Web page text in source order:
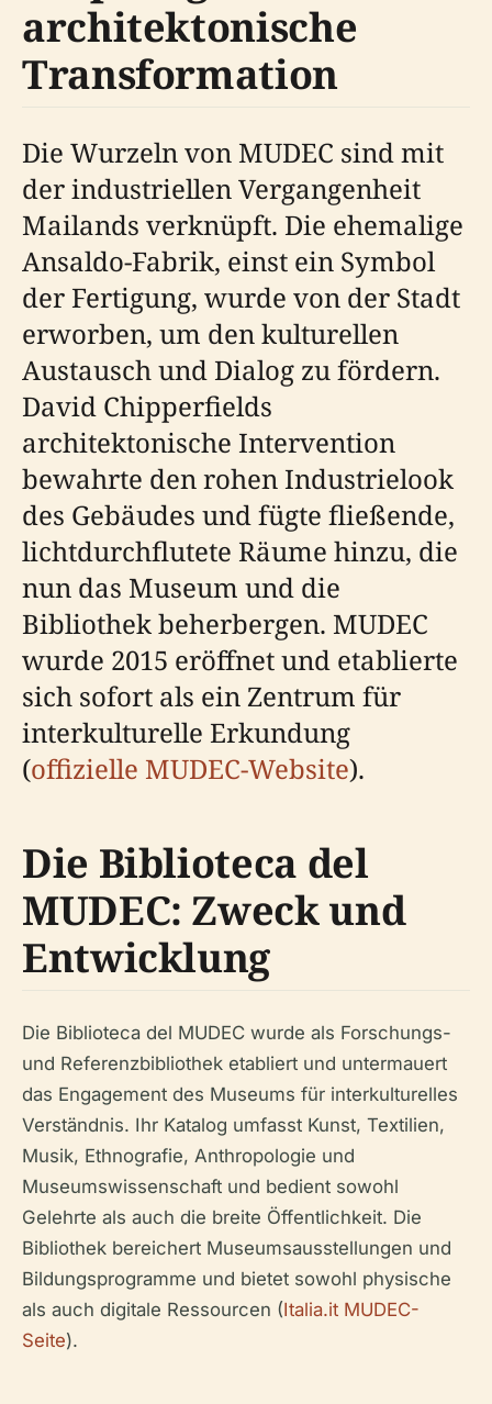
architektonische
Transformation
Die Wurzeln von MUDEC sind mit
der industriellen Vergangenheit
Mailands verknüpft. Die ehemalige
Ansaldo-Fabrik, einst ein Symbol
der Fertigung, wurde von der Stadt
erworben, um den kulturellen
Austausch und Dialog zu fördern.
David Chipperfields
architektonische Intervention
bewahrte den rohen Industrielook
des Gebäudes und fügte fließende,
lichtdurchflutete Räume hinzu, die
nun das Museum und die
Bibliothek beherbergen. MUDEC
wurde 2015 eröffnet und etablierte
sich sofort als ein Zentrum für
interkulturelle Erkundung
(offizielle MUDEC-Website).
Die Biblioteca del
MUDEC: Zweck und
Entwicklung
Die Biblioteca del MUDEC wurde als Forschungs-
und Referenzbibliothek etabliert und untermauert
das Engagement des Museums für interkulturelles
Verständnis. Ihr Katalog umfasst Kunst, Textilien,
Musik, Ethnografie, Anthropologie und
Museumswissenschaft und bedient sowohl
Gelehrte als auch die breite Öffentlichkeit. Die
Bibliothek bereichert Museumsausstellungen und
Bildungsprogramme und bietet sowohl physische
als auch digitale Ressourcen (Italia.it MUDEC-
Seite).